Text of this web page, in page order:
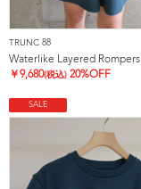
TRUNC 88
Waterlike Layered Rompers
￥9,680(税込) 20%OFF
SALE